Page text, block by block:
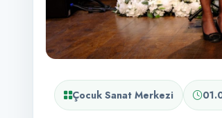
Çocuk Sanat Merkezi